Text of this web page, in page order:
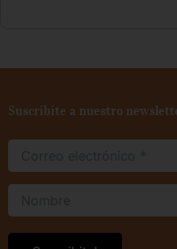
Suscribite a nuestro